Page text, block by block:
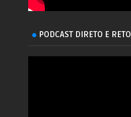
PODCAST DIRETO E RETO